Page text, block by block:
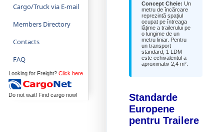
Cargo/Truck via E-mail
Members Directory
Contacts
FAQ
Looking for Freight? Click here
Do not wait! Find cargo now!
Concept Cheie: Un
metru de încãrcare
reprezintã spațiul
ocupat pe întreaga
lãțime a trailerului pe
o lungime de un
metru liniar. Pentru
un transport
standard, 1 LDM
este echivalentul a
aproximativ 2,4 m².
Standarde
Europene
pentru Trailere